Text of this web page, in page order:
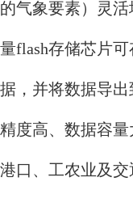
的气象要素）灵
量flash存储芯片
据，并将数据导出
精度高、数据容
港口、工农业及交